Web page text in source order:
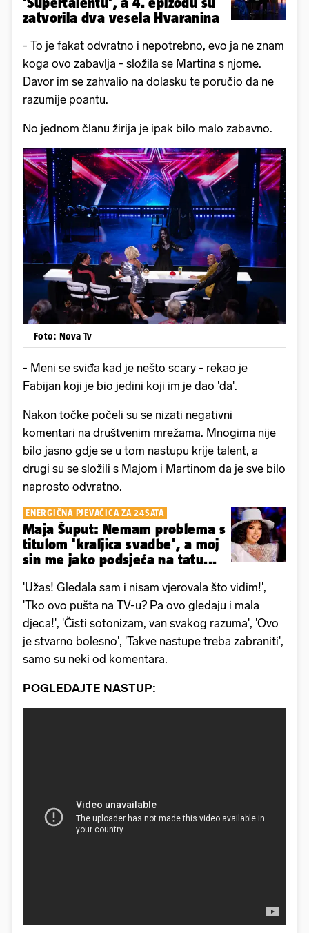
zatvorila dva vesela Hvaranina
- To je fakat odvratno i nepotrebno, evo ja ne znam
koga ovo zabavlja - složila se Martina s njome.
Davor im se zahvalio na dolasku te poručio da ne
razumije poantu.
No jednom članu žirija je ipak bilo malo zabavno.
Foto: Nova Tv
- Meni se sviđa kad je nešto scary - rekao je
Fabijan koji je bio jedini koji im je dao 'da'.
Nakon točke počeli su se nizati negativni
komentari na društvenim mrežama. Mnogima nije
bilo jasno gdje se u tom nastupu krije talent, a
drugi su se složili s Majom i Martinom da je sve bilo
naprosto odvratno.
ENERGIČNA PJEVAČICA ZA 24SATA
Maja Šuput: Nemam problema s
titulom 'kraljica svadbe', a moj
sin me jako podsjeća na tatu...
'Užas! Gledala sam i nisam vjerovala što vidim!',
'Tko ovo pušta na TV-u? Pa ovo gledaju i mala
djeca!', 'Čisti sotonizam, van svakog razuma', 'Ovo
je stvarno bolesno', 'Takve nastupe treba zabraniti',
samo su neki od komentara.
POGLEDAJTE NASTUP: